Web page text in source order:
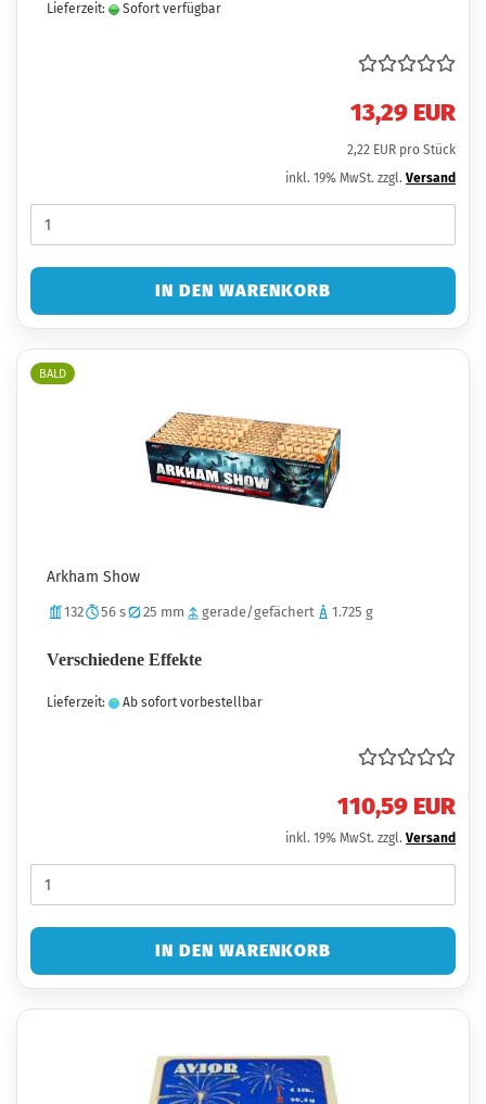
Lieferzeit: Sofort verfügbar
13,29 EUR
2,22 EUR pro Stück
inkl. 19% MwSt. zzgl. Versand
IN DEN WARENKORB
BALD
Arkham Show
132 56 s 25 mm gerade/gefächert 1.725 g
Verschiedene Effekte
Lieferzeit: Ab sofort vorbestellbar
110,59 EUR
inkl. 19% MwSt. zzgl. Versand
IN DEN WARENKORB